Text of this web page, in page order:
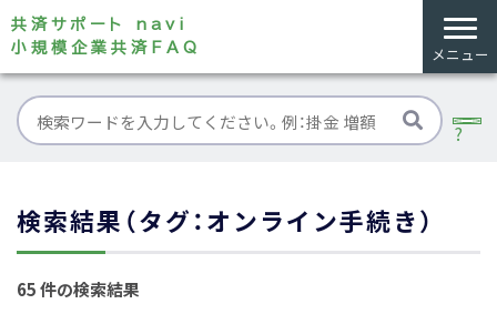
共済サポート navi
小規模企業共済FAQ
メニュー
検索結果（タグ：オンライン手続き）
65 件の検索結果